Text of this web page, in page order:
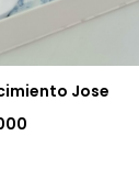
Jose